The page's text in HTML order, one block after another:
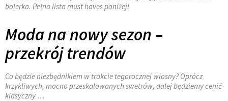
bolerka. Pełna lista must haves poniżej!
Moda na nowy sezon –
przekrój trendów
Co będzie niezbędnikiem w trakcie tegorocznej wiosny? Oprócz
krzykliwych, mocno przeskalowanych swetrów, dalej będziemy cenić
klasyczny …